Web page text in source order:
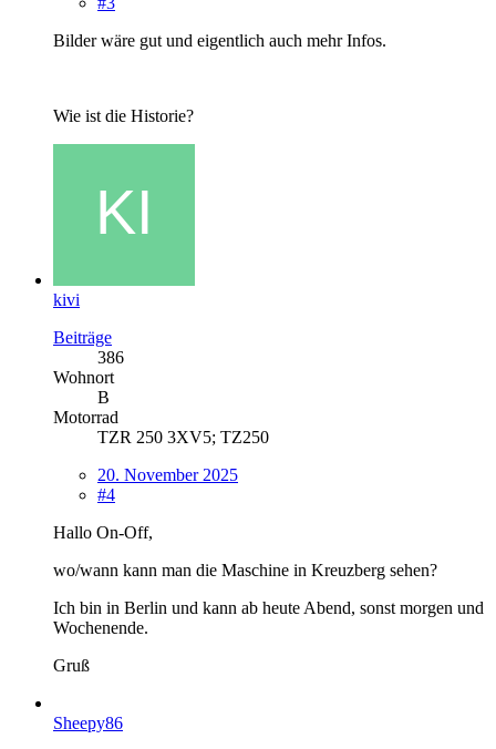
Bilder wäre gut und eigentlich auch mehr Infos.
Wie ist die Historie?
kivi
Beiträge
386
Wohnort
B
Motorrad
TZR 250 3XV5; TZ250
20. November 2025
#4
Hallo On-Off,
wo/wann kann man die Maschine in Kreuzberg sehen?
Ich bin in Berlin und kann ab heute Abend, sonst morgen und
Wochenende.
Gruß
Sheepy86